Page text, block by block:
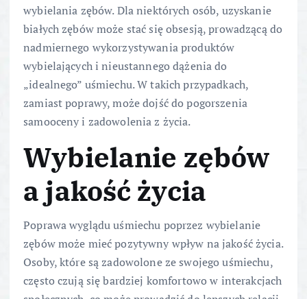
wybielania zębów. Dla niektórych osób, uzyskanie
białych zębów może stać się obsesją, prowadzącą do
nadmiernego wykorzystywania produktów
wybielających i nieustannego dążenia do
„idealnego” uśmiechu. W takich przypadkach,
zamiast poprawy, może dojść do pogorszenia
samooceny i zadowolenia z życia.
Wybielanie zębów
a jakość życia
Poprawa wyglądu uśmiechu poprzez wybielanie
zębów może mieć pozytywny wpływ na jakość życia.
Osoby, które są zadowolone ze swojego uśmiechu,
często czują się bardziej komfortowo w interakcjach